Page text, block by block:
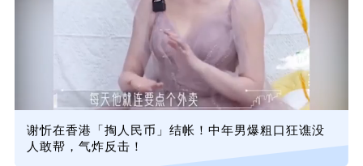
谢忻在香港「掏人民币」结帐！中年男爆粗口狂谯没
人敢帮，气炸反击！